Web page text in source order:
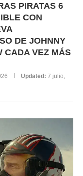
PIRATAS 6
CON
DE JOHNNY
CADA VEZ MÁS
Updated: 7 julio,